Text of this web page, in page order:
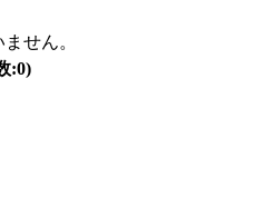
せん。
:0)